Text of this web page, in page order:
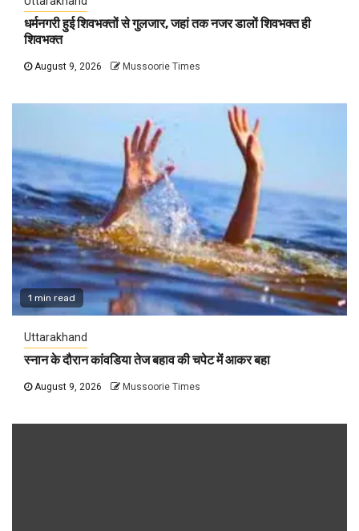
धर्मनगरी हुई शिवभक्तों से गुलजार, जहां तक नजर डालों शिवभक्त ही
शिवभक्त
August 9, 2026 Mussoorie Times
1 min read
Uttarakhand
स्नान के दौरान कांवडिया तेज बहाव की चपेट में आकर बहा
August 9, 2026 Mussoorie Times